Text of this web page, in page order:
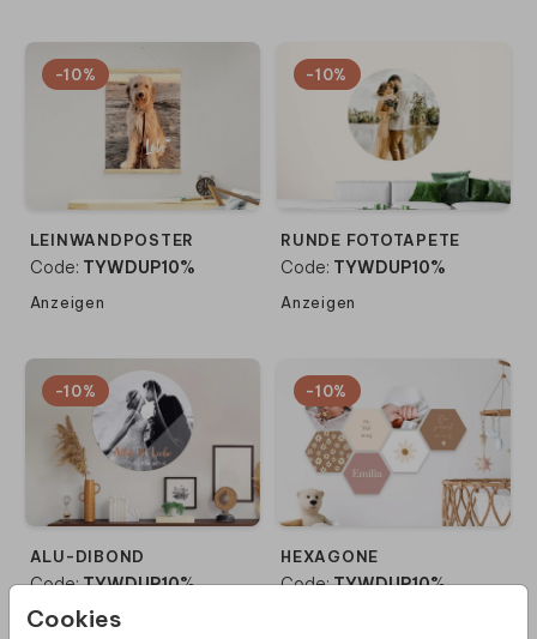
Cookies
-10%
LEINWANDPOSTER
Code: TYWDUP10%
Anzeigen
-10%
RUNDE FOTOTAPETE
Code: TYWDUP10%
Anzeigen
-10%
ALU-DIBOND
Code:TYWDUP10%
Anzeigen
-10%
HEXAGONE
Code:TYWDUP10%